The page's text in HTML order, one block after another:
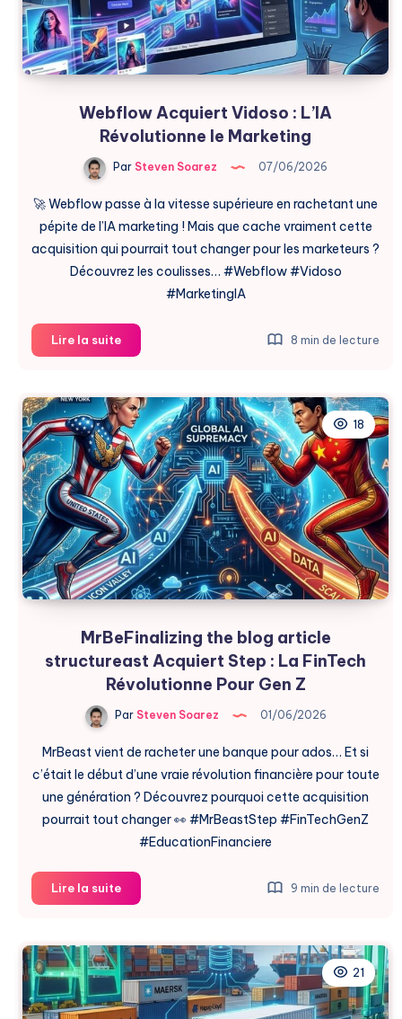
Webflow Acquiert Vidoso : L’IA
Révolutionne le Marketing
Par Steven Soarez 07/06/2026
🚀 Webflow passe à la vitesse supérieure en rachetant une
pépite de l’IA marketing ! Mais que cache vraiment cette
acquisition qui pourrait tout changer pour les marketeurs ?
Découvrez les coulisses… #Webflow #Vidoso
#MarketingIA
Lire la suiteWebflow
Acquiert
:
L’IA
Révolutionne
le
Marketing
8 min de lecture
18
MrBeFinalizing the blog article
structureast Acquiert Step : La FinTech
Révolutionne Pour Gen Z
ParSteven Soarez 01/06/2026
MrBeast vient de racheter une banque pour ados… Et si
c’était le début d’une vraie révolution financière pour toute
une génération ? Découvrez pourquoi cette acquisition
pourrait tout changer 👀 #MrBeastStep #FinTechGenZ
#EducationFinanciere
Lire la suiteMrBeFinalizing
the
article
structureast
Acquiert
Step
9 min de lecture
21